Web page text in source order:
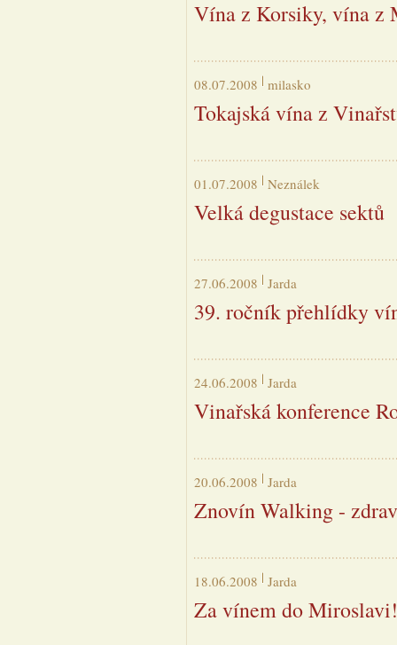
Vína z Korsiky, vína z
08.07.2008 milasko
Tokajská vína z
01.07.2008 Neználek
Velká degustace sektů
27.06.2008 Jarda
39. ročník přehlídky
24.06.2008 Jarda
Vinařská konference
20.06.2008 Jarda
Znovín Walking -
18.06.2008 Jarda
Za vínem do Miroslavi!